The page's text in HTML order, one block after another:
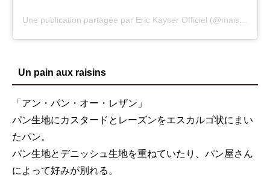
Un pain aux raisins
「アン・パン・オー・レザン」
パン生地にカスタードとレーズンをエスカルゴ状にまい
たパン。
パン生地とデニッシュ生地を重ねていたり、パン屋さん
によって好みが別れる。